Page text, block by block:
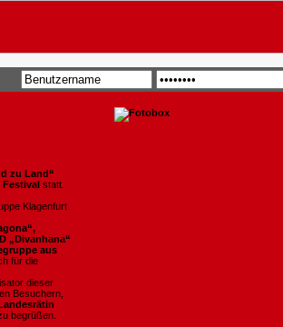
zu Land“
Festival statt.
Klagenfurt
„Divanhana“
aus
für die
dieser
Besuchern,
begrüßen.